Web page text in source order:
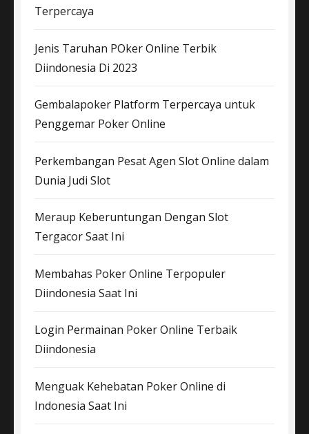
Terpercaya
Jenis Taruhan POker Online Terbik
Diindonesia Di 2023
Gembalapoker Platform Terpercaya untuk
Penggemar Poker Online
Perkembangan Pesat Agen Slot Online dalam
Dunia Judi Slot
Meraup Keberuntungan Dengan Slot
Tergacor Saat Ini
Membahas Poker Online Terpopuler
Diindonesia Saat Ini
Login Permainan Poker Online Terbaik
Diindonesia
Menguak Kehebatan Poker Online di
Indonesia Saat Ini